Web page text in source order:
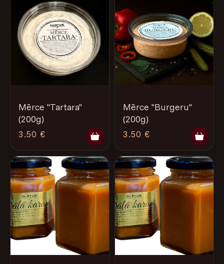
Mērce ''Tartara''
(200g)
3.50 €
Mērce "Burgeru"
(200g)
3.50 €